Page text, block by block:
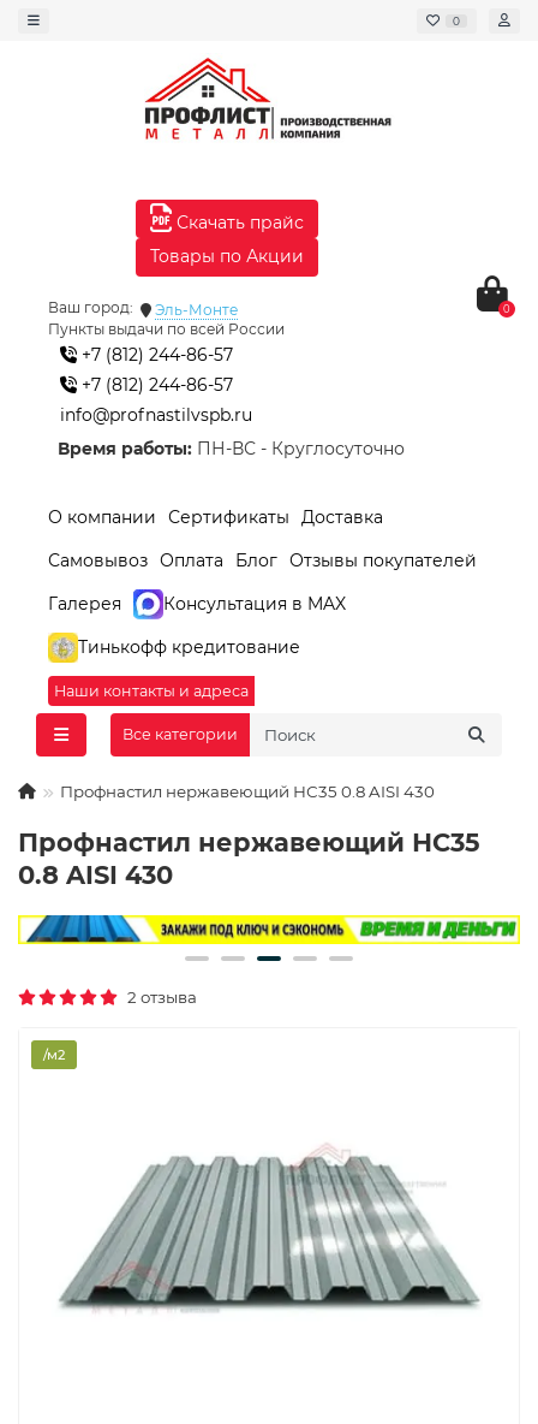
0
Скачать прайс
Товары по Акции
Ваш город:
Эль-Монте
Пункты выдачи по всей России
+7 (812) 244-86-57
+7 (812) 244-86-57
info@profnastilvspb.ru
Время работы: ПН-ВС - Круглосуточно
0
О компании Сертификаты
Доставка
Самовывоз Оплата Блог Отзывы покупателей
Галерея
Консультация в MAX
Тинькофф кредитование
Наши контакты и адреса
Все категории
Профнастил нержавеющий НС35 0.8 AISI 430
Профнастил нержавеющий НС35
0.8 AISI 430
2 отзыва
/м2